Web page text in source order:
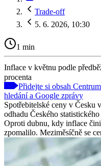
Trade-off
5. 6. 2026, 10:30
1 min
Inflace v květnu podle
procenta
Přidejte si obsah
hledání a Google zprávy
Spotřebitelské ceny v Česku
odhadu Českého
Oproti dubnu, kdy inflace
zpomalilo. Meziměsíčně se